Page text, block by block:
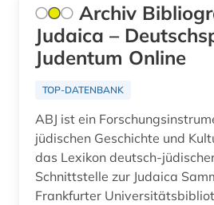
buchwissenschaft (1)
buddhismus (1)
bundesarchiv (koblenz) (1)
bundesarchiv-bildarchiv (1)
bundesregierung (1)
Archiv
Judaica –
Judentum Online
TOP-DATENBANK
ABJ ist ein
jüdischen Geschichte und
das Lexikon deutsch-
Schnittstelle zur Judaica
Frankfurter